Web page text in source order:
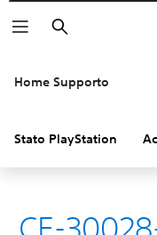
Cerca
Home Supporto
Stato PlayStation
CE-